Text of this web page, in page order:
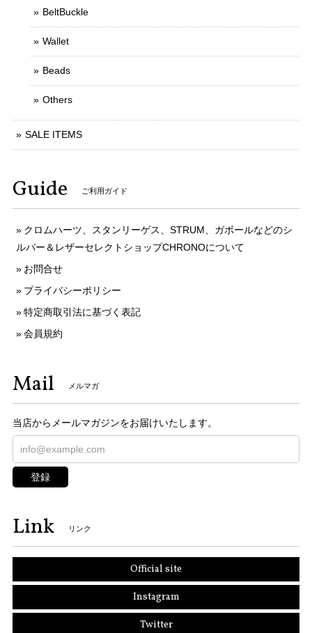
BeltBuckle
Wallet
Beads
Others
SALE ITEMS
Guide ご利用ガイド
クロムハーツ、スタンリーゲス、STRUM、ガボールなどのシ
ルバー＆レザーセレクトショップCHRONOについて
お問合せ
プライバシーポリシー
特定商取引法に基づく表記
会員規約
Mail メルマガ
当店からメールマガジンをお届けいたします。
登録
Link リンク
Official site
Instagram
Twitter